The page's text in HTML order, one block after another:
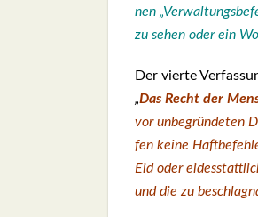
nen
zu sehen oder ein
Der vier­te
„Das Recht der
vor unbe­grün­de­ten
fen kei­ne
Eid oder
und die zu